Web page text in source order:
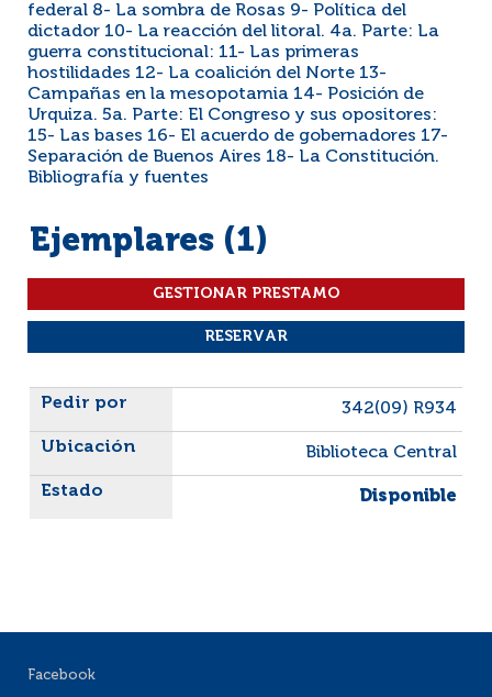
federal 8- La sombra de Rosas 9- Política del
dictador 10- La reacción del litoral. 4a. Parte: La
guerra constitucional: 11- Las primeras
hostilidades 12- La coalición del Norte 13-
Campañas en la mesopotamia 14- Posición de
Urquiza. 5a. Parte: El Congreso y sus opositores:
15- Las bases 16- El acuerdo de gobernadores 17-
Separación de Buenos Aires 18- La Constitución.
Bibliografía y fuentes
Ejemplares (1)
Liste des exemplaires
342(09) R934
Biblioteca Central
Disponible
Facebook